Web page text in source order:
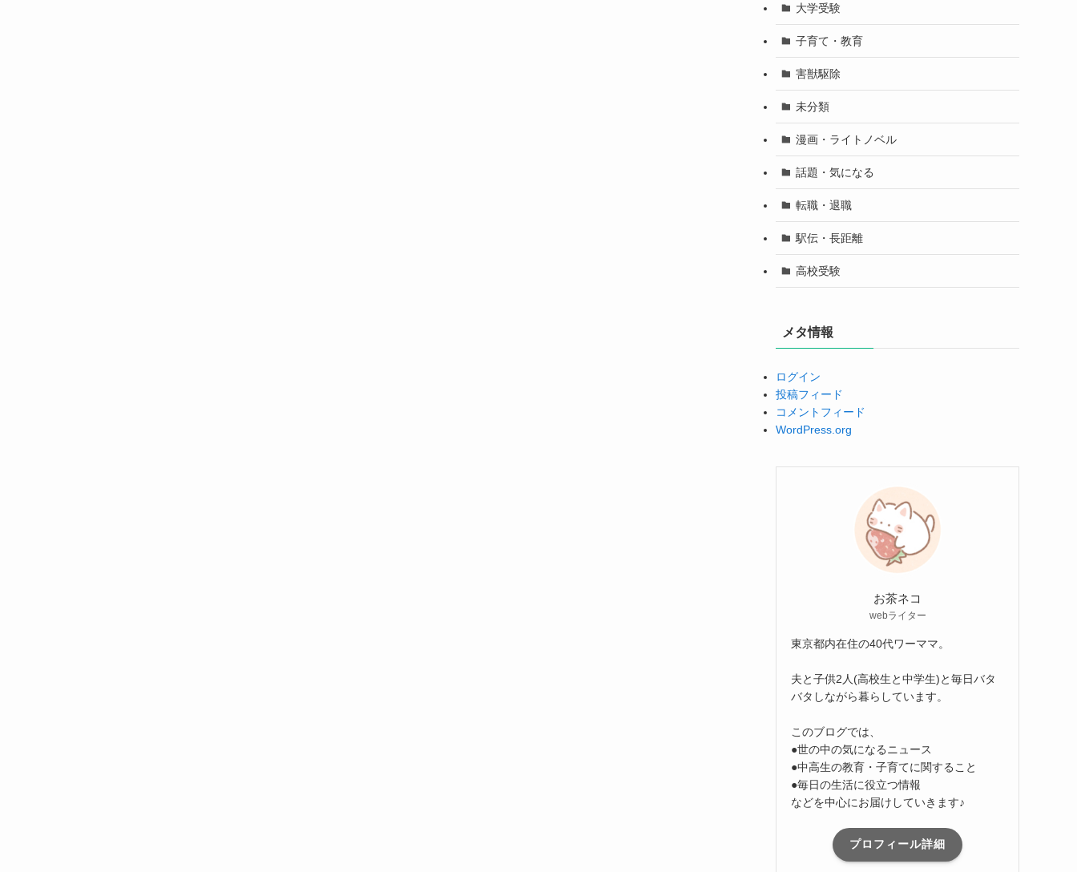
大学受験
子育て・教育
害獣駆除
未分類
漫画・ライトノベル
話題・気になる
転職・退職
駅伝・長距離
高校受験
メタ情報
ログイン
投稿フィード
コメントフィード
WordPress.org
お茶ネコ
webライター
東京都内在住の40代ワーママ。
夫と子供2人(高校生と中学生)と毎日バタ
バタしながら暮らしています。
このブログでは、
●世の中の気になるニュース
●中高生の教育・子育てに関すること
●毎日の生活に役立つ情報
などを中心にお届けしていきます♪
プロフィール詳細